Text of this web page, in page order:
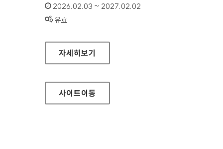
인증기간 :
2026.02.03 ~ 2027.02.02
상태 :
유효
성북구도시관리공단
자세히보기
사이트이동